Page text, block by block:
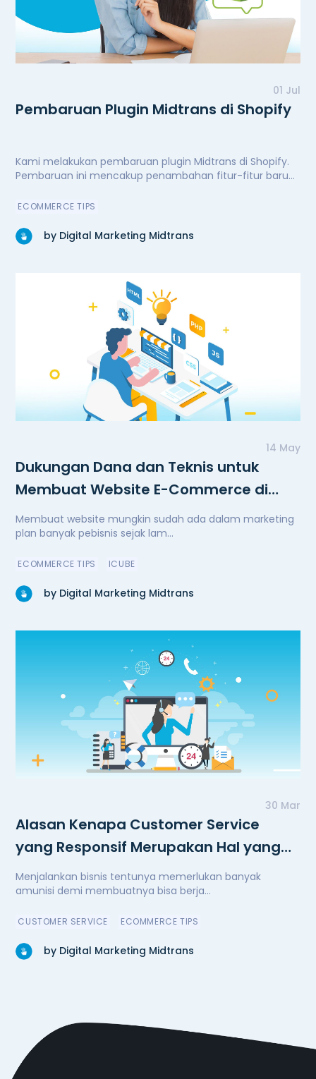
01 Jul
Pembaruan Plugin Midtrans di Shopify
Kami melakukan pembaruan plugin Midtrans di Shopify.
Pembaruan ini mencakup penambahan fitur-fitur baru
peningkatan performa secara signifikan, serta perbaikan
ECOMMERCE TIPS
by Digital Marketing Midtrans
14 May
Dukungan Dana dan Teknis untuk
Membuat Website E-Commerce di
Masa Pandemi
Membuat website mungkin sudah ada dalam marketing
plan banyak pebisnis sejak lam...
ECOMMERCE TIPS ICUBE
by Digital Marketing Midtrans
30 Mar
Alasan Kenapa Customer Service
yang Responsif Merupakan Hal yang
Penting
Menjalankan bisnis tentunya memerlukan banyak
amunisi demi membuatnya bisa berja...
CUSTOMER SERVICE ECOMMERCE TIPS
by Digital Marketing Midtrans